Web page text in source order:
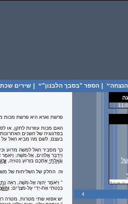
הספר "בסבך הלבנון" שירים
פרשת וארא היא פרשת מכות
האם מכות עוזרות לתקן, או
בפדגוגיה של השנים
בעצם, לשם מה מביא האל על
כך מסביר האל למשה מדוע
וַיְדַבֵּר אֱלֹהִים, אֶל-מֹשֶׁה; וַיֹּאמֶר
וְגָאַלְתִּי אֶתְכֶם בִּזְרוֹעַ נְטוּיָה,
זה החלק של השליחות של
" וַיֹּאמֶר יְהוָה אֶל-מֹשֶׁה, רְאֵה
בִּנְטֹתִי אֶת-יָדִי עַל-מִצְרָיִם;
יש אפוא שתי מטרות. מטרה